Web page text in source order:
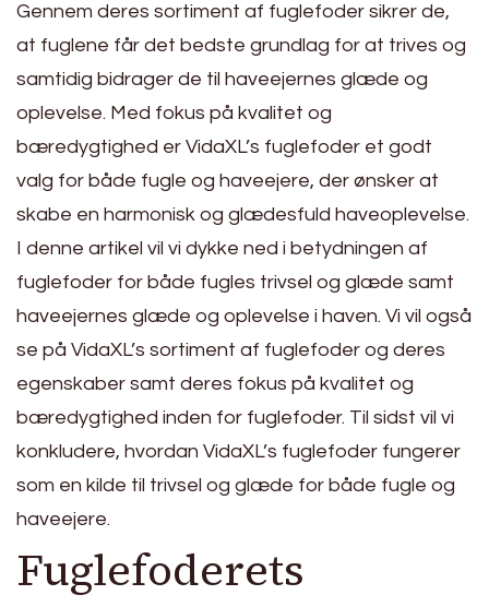
Gennem deres sortiment af fuglefoder sikrer de,
at fuglene får det bedste grundlag for at trives og
samtidig bidrager de til haveejernes glæde og
oplevelse. Med fokus på kvalitet og
bæredygtighed er VidaXL’s fuglefoder et godt
valg for både fugle og haveejere, der ønsker at
skabe en harmonisk og glædesfuld haveoplevelse.
I denne artikel vil vi dykke ned i betydningen af
fuglefoder for både fugles trivsel og glæde samt
haveejernes glæde og oplevelse i haven. Vi vil også
se på VidaXL’s sortiment af fuglefoder og deres
egenskaber samt deres fokus på kvalitet og
bæredygtighed inden for fuglefoder. Til sidst vil vi
konkludere, hvordan VidaXL’s fuglefoder fungerer
som en kilde til trivsel og glæde for både fugle og
haveejere.
Fuglefoderets